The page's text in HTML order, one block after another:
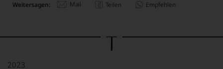
Weitersagen: Mail Teilen Empfehlen
2023